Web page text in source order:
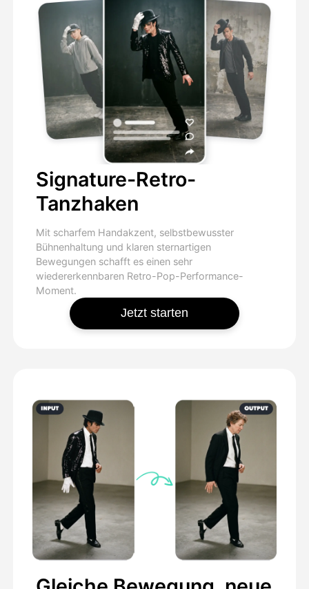
Signature-Retro-
Tanzhaken
Mit scharfem Handakzent, selbstbewusster
Bühnenhaltung und klaren sternartigen
Bewegungen schafft es einen sehr
wiedererkennbaren Retro-Pop-Performance-
Moment.
Jetzt starten